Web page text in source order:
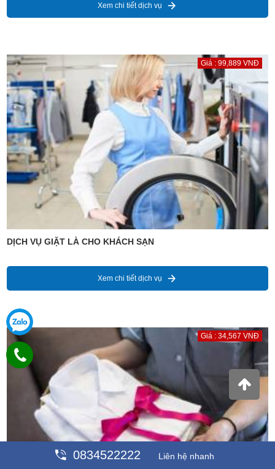
Xem chi tiết dịch vụ
Giá : 99,889 VNĐ
DỊCH VỤ GIẶT LÀ CHO KHÁCH SẠN
Xem chi tiết dịch vụ
Giá : 34,567 VNĐ
0834522222 Liên hệ nhanh